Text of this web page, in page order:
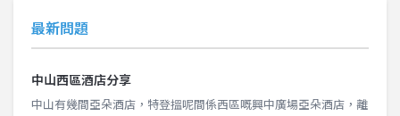
最新問題
中山西區酒店分享
中山有幾間亞朵酒店，特登搵呢間係西區嘅興中廣場亞朵酒店，離